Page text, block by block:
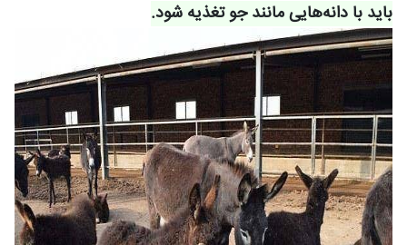
باید با دانه‌هایی مانند جو تغذیه شود.